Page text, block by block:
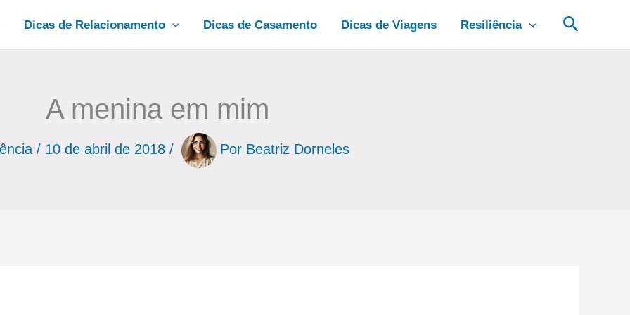
Dicas de Relacionamento Dicas de Casamento Dicas de Viagens Resiliência
A menina em mim
/ 10 de abril de 2018 / Por Beatriz Dorneles